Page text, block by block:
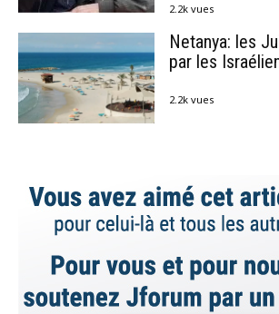
2.2k vues
Netanya: les
par les
2.2k vues